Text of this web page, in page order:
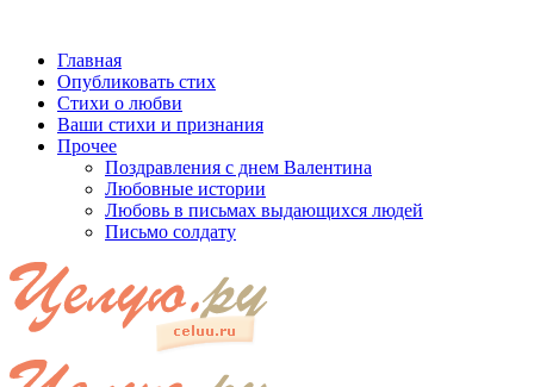
Главная
Опубликовать стих
Стихи о любви
Ваши стихи и признания
Прочее
Поздравления с днем Валентина
Любовные истории
Любовь в письмах выдающихся людей
Письмо солдату